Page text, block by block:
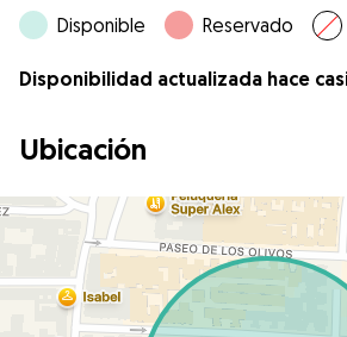
Disponible Reservado
Disponibilidad actualizada hace
Ubicación